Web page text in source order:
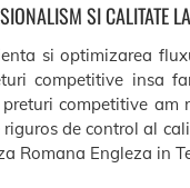
SI CALITATE
si optimizarea
competitive insa
competitive am
de control al
Romana Engleza in